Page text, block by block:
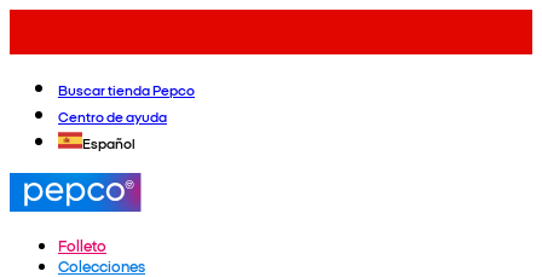
Buscar tienda Pepco
Centro de ayuda
Español
Folleto
Colecciones